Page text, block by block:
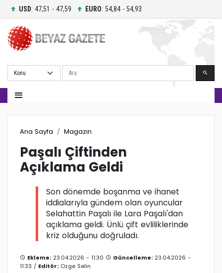
USD: 47,51 - 47,59 EURO: 54,84 - 54,93
Ara
Ana Sayfa Magazin
Paşalı Çiftinden
Açıklama Geldi
Son dönemde boşanma ve ihanet
iddialarıyla gündem olan oyuncular
Selahattin Paşalı ile Lara Paşalı'dan
açıklama geldi. Ünlü çift evliliklerinde
kriz olduğunu doğruladı.
Ekleme: 23.04.2026 - 11:30 Güncelleme: 23.04.2026 -
11:33 / Editör: Ozge Selin